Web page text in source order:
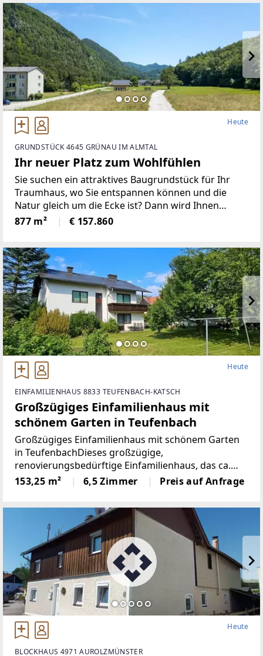
Heute
GRUNDSTÜCK 4645 GRÜNAU IM ALMTAL
Ihr neuer Platz zum Wohlfühlen
Sie suchen ein attraktives Baugrundstück für Ihr
Traumhaus, wo Sie entspannen können und die
Natur gleich um die Ecke ist? Dann wird Ihnen
dieses Grundstück gefallen!Das Grundstück
befindet sich in einer ruhigen, aufstrebenden
877 m² € 157.860
Heute
EINFAMILIENHAUS 8833 TEUFENBACH-KATSCH
Großzügiges Einfamilienhaus mit
schönem Garten in Teufenbach
Großzügiges Einfamilienhaus mit schönem Garten
in TeufenbachDieses großzügige,
renovierungsbedürftige Einfamilienhaus, das ca.
1975 in massiver Ziegelbauweise errichtet wurde,
überzeugt durch seine solide Bausubstanz und das
153,25 m² 6,5 Zimmer Preis auf Anfrage
Heute
BLOCKHAUS 4971 AUROLZMÜNSTER